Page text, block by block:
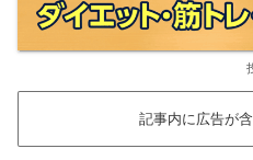
記事内に広告が含